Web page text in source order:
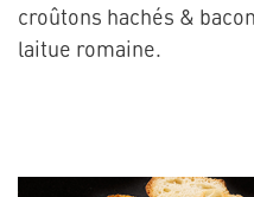
croûtons hachés &
laitue romaine.